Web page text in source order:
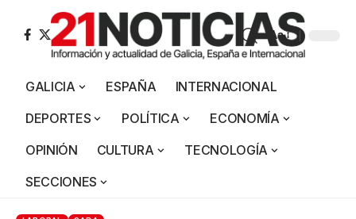
Aa
GALICIA ESPAÑA
INTERNACIONAL
DEPORTES
POLÍTICA
ECONOMÍA
OPINIÓN
CULTURA
TECNOLOGÍA
SECCIONES